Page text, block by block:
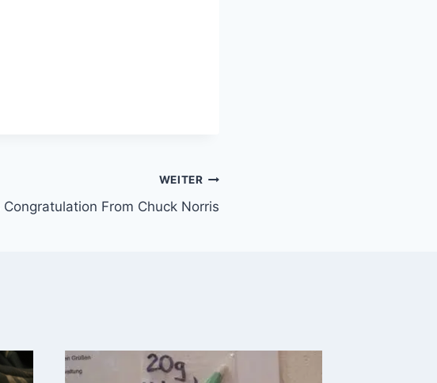
WEITER
Congratulation From Chuck Norris